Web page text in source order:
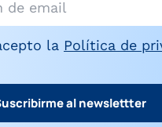
la Política de
al newslettter